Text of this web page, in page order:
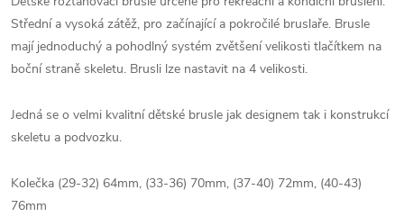
Střední a vysoká zátěž, pro začínající a pokročilé bruslaře. Brusle
mají jednoduchý a pohodlný systém zvětšení velikosti tlačítkem na
boční straně skeletu. Brusli lze nastavit na 4 velikosti.
Jedná se o velmi kvalitní dětské brusle jak designem tak i konstrukcí
skeletu a podvozku.
Kolečka (29-32) 64mm, (33-36) 70mm, (37-40) 72mm, (40-43)
76mm